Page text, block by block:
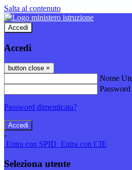
Salta al contenuto
Accedi
Accedi
button close ×
Nome
Password
Password dimenticata?
-
Entra con SPID Entra con CIE
Seleziona utente